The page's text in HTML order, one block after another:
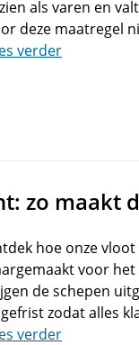
als varen en
deze maatregel
verder
zo maakt
hoe onze
voor
de schepen
zodat alles
verder